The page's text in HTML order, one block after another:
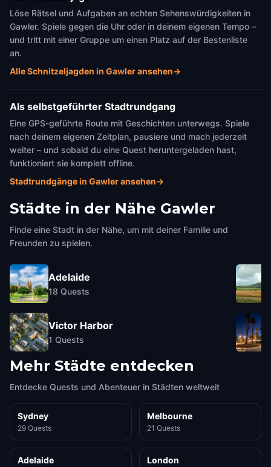
Löse Rätsel und Aufgaben an echten Sehenswürdigkeiten in
Gawler. Spiele gegen die Uhr oder in deinem eigenen Tempo –
und tritt mit einer Gruppe um einen Platz auf der Bestenliste
an.
Alle Schnitzeljagden in Gawler ansehen→
Als selbstgeführter Stadtrundgang
Eine GPS-geführte Route mit Geschichten unterwegs. Spiele
nach deinem eigenen Zeitplan, pausiere und mach jederzeit
weiter – und sobald du eine Quest heruntergeladen hast,
funktioniert sie komplett offline.
Stadtrundgänge in Gawler ansehen→
Städte in der Nähe Gawler
Finde eine Stadt in der Nähe, um mit deiner Familie und
Freunden zu spielen.
Adelaide
18 Quests
Victor Harbor
1 Quests
Mehr Städte entdecken
Entdecke Quests und Abenteuer in Städten weltweit
Sydney
29 Quests
Melbourne
21 Quests
Adelaide London